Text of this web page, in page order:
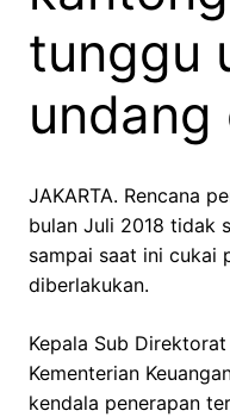
tunggu
undang
JAKARTA. Rencana
bulan Juli 2018 tidak
sampai saat ini cukai
diberlakukan.
Kepala Sub
Kementerian
kendala penerapan